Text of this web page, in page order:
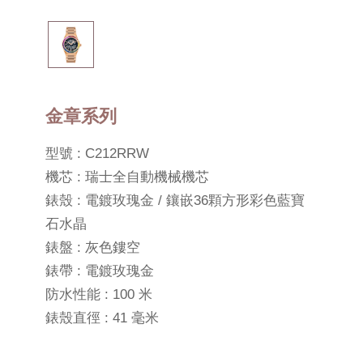
金章系列
型號 : C212RRW
機芯 : 瑞士全自動機械機芯
錶殼 : 電鍍玫瑰金 / 鑲嵌36顆方形彩色藍寶
石水晶
錶盤 : 灰色鏤空
錶帶 : 電鍍玫瑰金
防水性能 : 100 米
錶殼直徑 : 41 毫米